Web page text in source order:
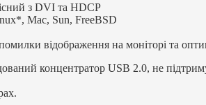
з DVI та HDCP
Mac, Sun, FreeBSD
відображення на моніторі та
концентратор USB 2.0, не